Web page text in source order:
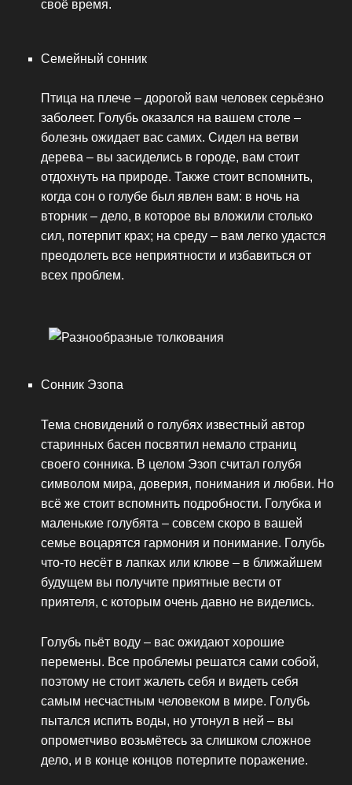
своё время.
Семейный сонник
Птица на плече – дорогой вам человек серьёзно
заболеет. Голубь оказался на вашем столе –
болезнь ожидает вас самих. Сидел на ветви
дерева – вы засиделись в городе, вам стоит
отдохнуть на природе. Также стоит вспомнить,
когда сон о голубе был явлен вам: в ночь на
вторник – дело, в которое вы вложили столько
сил, потерпит крах; на среду – вам легко удастся
преодолеть все неприятности и избавиться от
всех проблем.
Сонник Эзопа
Тема сновидений о голубях известный автор
старинных басен посвятил немало страниц
своего сонника. В целом Эзоп считал голубя
символом мира, доверия, понимания и любви. Но
всё же стоит вспомнить подробности. Голубка и
маленькие голубята – совсем скоро в вашей
семье воцарятся гармония и понимание. Голубь
что-то несёт в лапках или клюве – в ближайшем
будущем вы получите приятные вести от
приятеля, с которым очень давно не виделись.
Голубь пьёт воду – вас ожидают хорошие
перемены. Все проблемы решатся сами собой,
поэтому не стоит жалеть себя и видеть себя
самым несчастным человеком в мире. Голубь
пытался испить воды, но утонул в ней – вы
опрометчиво возьмётесь за слишком сложное
дело, и в конце концов потерпите поражение.